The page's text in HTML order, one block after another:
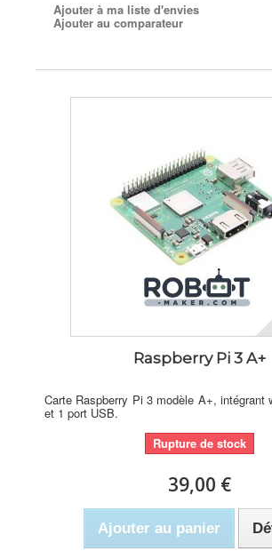
Ajouter à ma liste d'envies
Ajouter au comparateur
Raspberry Pi 3 A+
Carte Raspberry Pi 3 modèle A+, intégrant
et 1 port USB.
Rupture de stock
39,00 €
Ajouter au panier